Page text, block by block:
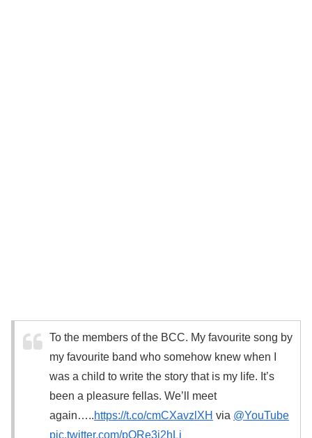
To the members of the BCC. My favourite song by
my favourite band who somehow knew when I
was a child to write the story that is my life. It’s
been a pleasure fellas. We’ll meet
again…..https://t.co/cmCXavzlXH via @YouTube
pic.twitter.com/pORe3j2hLj